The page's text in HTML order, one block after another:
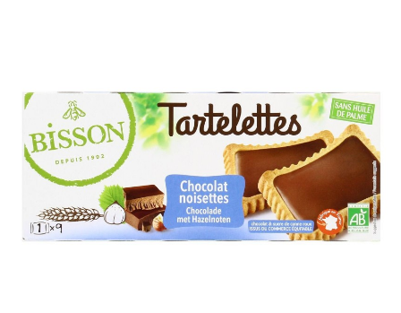
SOINS
SANTÉ
BIEN-
ÊTRE
BÉBÉ